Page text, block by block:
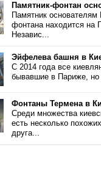
Памятник-фонтан
Памятник основателям
фонтана находится на
Независ...
Эйфелева башня в
С 2014 года все
бывавшие в Париже,
Фонтаны Термена в
Среди множества
есть несколько
друга...